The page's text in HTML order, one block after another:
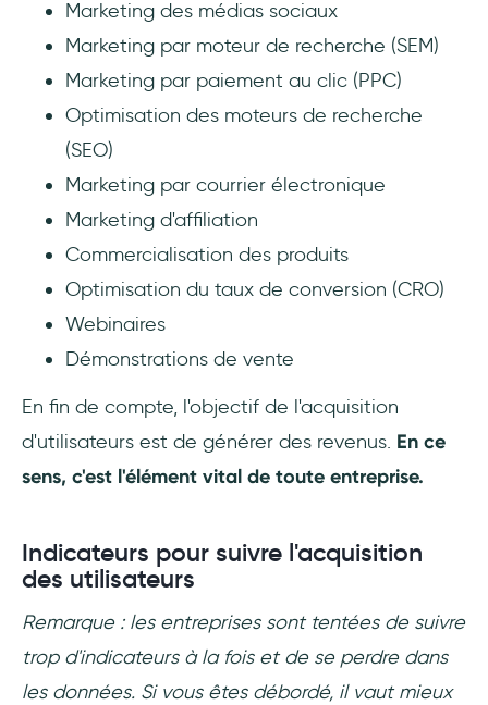
Marketing des médias sociaux
Marketing par moteur de recherche (SEM)
Marketing par paiement au clic (PPC)
Optimisation des moteurs de recherche
(SEO)
Marketing par courrier électronique
Marketing d'affiliation
Commercialisation des produits
Optimisation du taux de conversion (CRO)
Webinaires
Démonstrations de vente
En fin de compte, l'objectif de l'acquisition
d'utilisateurs est de générer des revenus. En ce
sens, c'est l'élément vital de toute entreprise.
Indicateurs pour suivre l'acquisition
des utilisateurs
Remarque : les entreprises sont tentées de suivre
trop d'indicateurs à la fois et de se perdre dans
les données. Si vous êtes débordé, il vaut mieux